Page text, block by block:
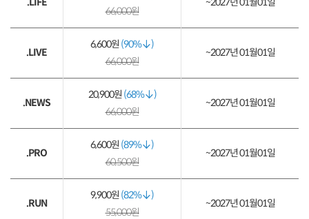
.LIFE
66,000원
~2027년 01월01일
.LIVE
6,600원 (90%
)
66,000원
~2027년 01월01일
.NEWS
20,900원 (68%
)
66,000원
~2027년 01월01일
.PRO
6,600원 (89%
)
60,500원
~2027년 01월01일
.RUN
9,900원 (82%
)
55,000원
~2027년 01월01일